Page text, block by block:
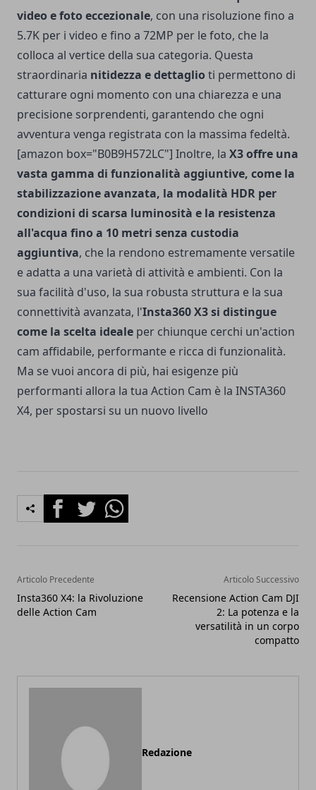
video e foto eccezionale, con una risoluzione fino a
5.7K per i video e fino a 72MP per le foto, che la
colloca al vertice della sua categoria. Questa
straordinaria nitidezza e dettaglio ti permettono di
catturare ogni momento con una chiarezza e una
precisione sorprendenti, garantendo che ogni
avventura venga registrata con la massima fedeltà.
[amazon box="B0B9H572LC"] Inoltre, la X3 offre una
vasta gamma di funzionalità aggiuntive, come la
stabilizzazione avanzata, la modalità HDR per
condizioni di scarsa luminosità e la resistenza
all'acqua fino a 10 metri senza custodia
aggiuntiva, che la rendono estremamente versatile
e adatta a una varietà di attività e ambienti. Con la
sua facilità d'uso, la sua robusta struttura e la sua
connettività avanzata, l'Insta360 X3 si distingue
come la scelta ideale per chiunque cerchi un'action
cam affidabile, performante e ricca di funzionalità.
Ma se vuoi ancora di più, hai esigenze più
performanti allora la tua Action Cam è la INSTA360
X4, per spostarsi su un nuovo livello
FacebookTwitterWhatsapp
Articolo Precedente
Insta360 X4: la Rivoluzione
delle Action Cam
Articolo Successivo
Recensione Action Cam DJI
2: La potenza e la
versatilità in un corpo
compatto
Redazione